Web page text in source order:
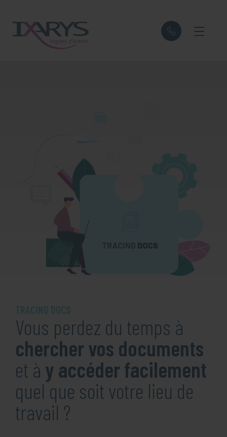
TRACING DOCS
Vous perdez du temps à
chercher vos documents
et à y accéder facilement
quel que soit votre lieu de
travail ?